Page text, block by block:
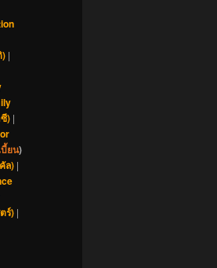
) |
) |
บี้ยน)
ล) |
ร์) |